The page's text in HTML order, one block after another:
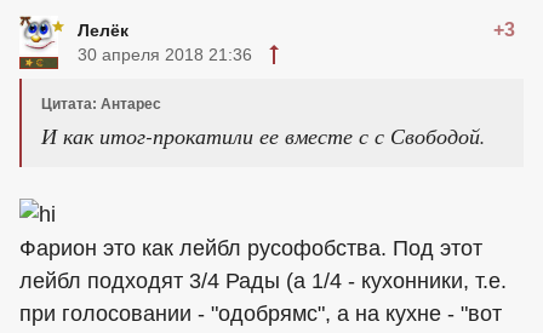
Лелёк +3
30 апреля 2018 21:36
Цитата: Антарес
И как итог-прокатили ее вместе с с Свободой.
Фарион это как лейбл русофобства. Под этот
лейбл подходят 3/4 Рады (а 1/4 - кухонники, т.е.
при голосовании - "одобрямс", а на кухне - "вот